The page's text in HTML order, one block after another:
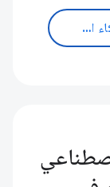
إضافات Chrome المستندة إلى الذكاء الاصطناعي